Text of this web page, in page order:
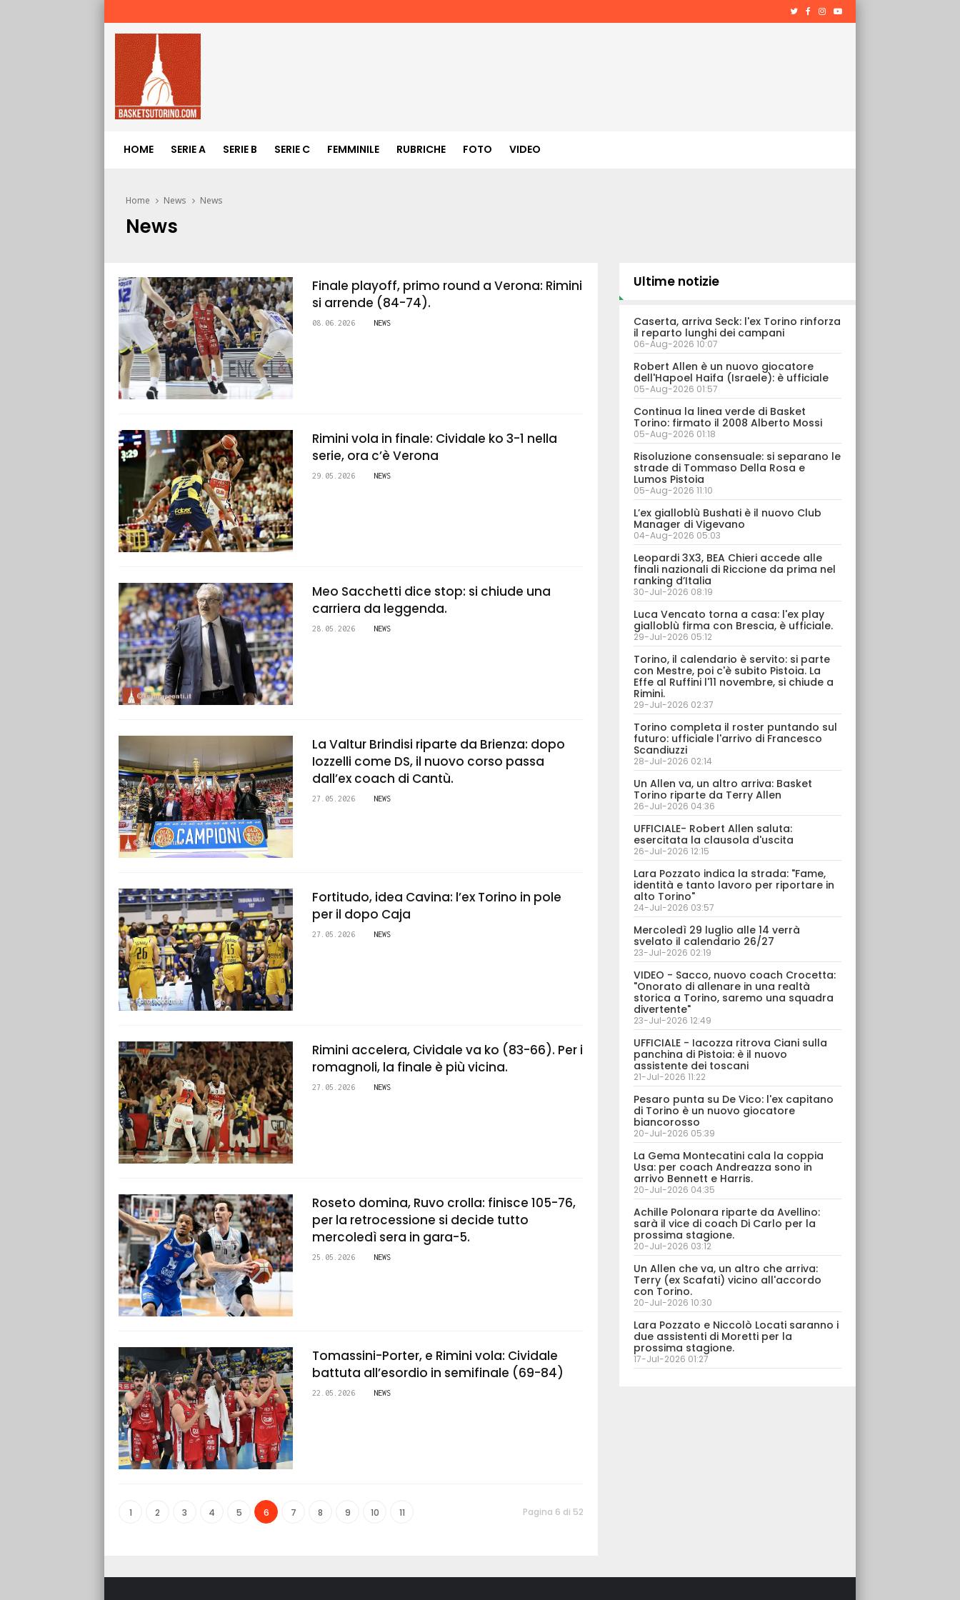
HOME SERIE A SERIE B SERIE C FEMMINILE RUBRICHE FOTO VIDEO
Home News News
News
Finale playoff, primo round a Verona: Rimini
si arrende (84-74).
08.06.2026 NEWS
Rimini vola in finale: Cividale ko 3-1 nella
serie, ora c’è Verona
29.05.2026 NEWS
Meo Sacchetti dice stop: si chiude una
carriera da leggenda.
28.05.2026 NEWS
La Valtur Brindisi riparte da Brienza: dopo
Iozzelli come DS, il nuovo corso passa
dall’ex coach di Cantù.
27.05.2026 NEWS
Fortitudo, idea Cavina: l’ex Torino in pole
per il dopo Caja
27.05.2026 NEWS
Rimini accelera, Cividale va ko (83-66). Per i
romagnoli, la finale è più vicina.
27.05.2026 NEWS
Roseto domina, Ruvo crolla: finisce 105-76,
per la retrocessione si decide tutto
mercoledì sera in gara-5.
25.05.2026 NEWS
Tomassini-Porter, e Rimini vola: Cividale
battuta all’esordio in semifinale (69-84)
22.05.2026 NEWS
1 2 3 4 5 6 7 8 9 10 11 Pagina 6 di 52
Ultime notizie
Caserta, arriva Seck: l'ex Torino rinforza
il reparto lunghi dei campani
06-Aug-2026 10:07
Robert Allen è un nuovo giocatore
dell'Hapoel Haifa (Israele): è ufficiale
05-Aug-2026 01:57
Continua la linea verde di Basket
Torino: firmato il 2008 Alberto Mossi
05-Aug-2026 01:18
Risoluzione consensuale: si separano le
strade di Tommaso Della Rosa e
Lumos Pistoia
05-Aug-2026 11:10
L’ex gialloblù Bushati è il nuovo Club
Manager di Vigevano
04-Aug-2026 05:03
Leopardi 3X3, BEA Chieri accede alle
finali nazionali di Riccione da prima nel
ranking d’Italia
30-Jul-2026 08:19
Luca Vencato torna a casa: l'ex play
gialloblù firma con Brescia, è ufficiale.
29-Jul-2026 05:12
Torino, il calendario è servito: si parte
con Mestre, poi c'è subito Pistoia. La
Effe al Ruffini l'11 novembre, si chiude a
Rimini.
29-Jul-2026 02:37
Torino completa il roster puntando sul
futuro: ufficiale l'arrivo di Francesco
Scandiuzzi
28-Jul-2026 02:14
Un Allen va, un altro arriva: Basket
Torino riparte da Terry Allen
26-Jul-2026 04:36
UFFICIALE- Robert Allen saluta:
esercitata la clausola d'uscita
26-Jul-2026 12:15
Lara Pozzato indica la strada: "Fame,
identità e tanto lavoro per riportare in
alto Torino"
24-Jul-2026 03:57
Mercoledì 29 luglio alle 14 verrà
svelato il calendario 26/27
23-Jul-2026 02:19
VIDEO - Sacco, nuovo coach Crocetta:
"Onorato di allenare in una realtà
storica a Torino, saremo una squadra
divertente"
23-Jul-2026 12:49
UFFICIALE - Iacozza ritrova Ciani sulla
panchina di Pistoia: è il nuovo
assistente dei toscani
21-Jul-2026 11:22
Pesaro punta su De Vico: l'ex capitano
di Torino è un nuovo giocatore
biancorosso
20-Jul-2026 05:39
La Gema Montecatini cala la coppia
Usa: per coach Andreazza sono in
arrivo Bennett e Harris.
20-Jul-2026 04:35
Achille Polonara riparte da Avellino:
sarà il vice di coach Di Carlo per la
prossima stagione.
20-Jul-2026 03:12
Un Allen che va, un altro che arriva:
Terry (ex Scafati) vicino all'accordo
con Torino.
20-Jul-2026 10:30
Lara Pozzato e Niccolò Locati saranno i
due assistenti di Moretti per la
prossima stagione.
17-Jul-2026 01:27